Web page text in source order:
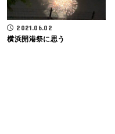
2021.06.02
横浜開港祭に思う